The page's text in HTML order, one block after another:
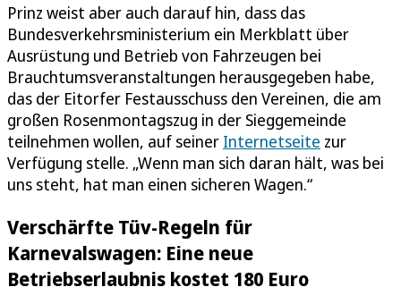
Prinz weist aber auch darauf hin, dass das
Bundesverkehrsministerium ein Merkblatt über
Ausrüstung und Betrieb von Fahrzeugen bei
Brauchtumsveranstaltungen herausgegeben habe,
das der Eitorfer Festausschuss den Vereinen, die am
großen Rosenmontagszug in der Sieggemeinde
teilnehmen wollen, auf seiner Internetseite zur
Verfügung stelle. „Wenn man sich daran hält, was bei
uns steht, hat man einen sicheren Wagen.“
Verschärfte Tüv-Regeln für
Karnevalswagen: Eine neue
Betriebserlaubnis kostet 180 Euro